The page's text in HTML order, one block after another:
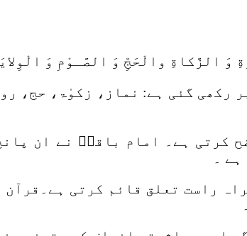
رکھی گئی ہے: نماز، زکوٰۃ، حج،
کرتی ہے۔ امام باقرؑ نے ان
۔
راست تعلق قائم کرتی